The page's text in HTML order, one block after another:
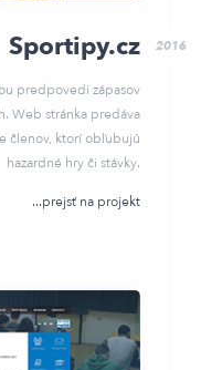
2016
Sportipy.cz
predpovedi zápasov
Web stránka predáva
členov, ktorí obľubujú
hazardné hry či stávky.
prejsť na projekt